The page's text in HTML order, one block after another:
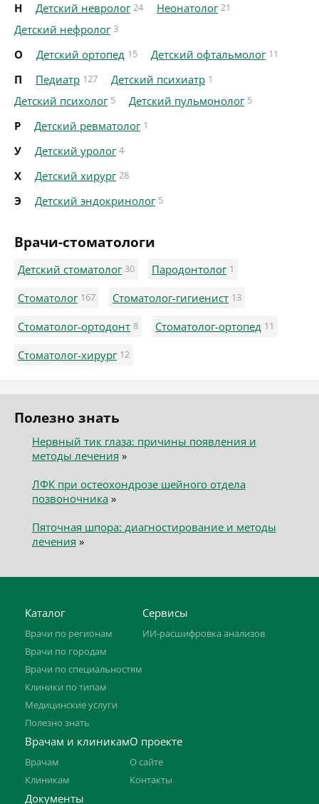
Н Детский невролог 24 Неонатолог 21
Детский нефролог 3
О Детский ортопед 15 Детский офтальмолог 11
П Педиатр 127 Детский психиатр 1
Детский психолог 5 Детский пульмонолог 5
Р Детский ревматолог 1
У Детский уролог 4
Х Детский хирург 28
Э Детский эндокринолог 5
Врачи-стоматологи
Детский стоматолог 30 Пародонтолог 1
Стоматолог 167 Стоматолог-гигиенист 13
Стоматолог-ортодонт 8 Стоматолог-ортопед 11
Стоматолог-хирург 12
Полезно знать
Нервный тик глаза: причины появления и
методы лечения »
ЛФК при остеохондрозе шейного отдела
позвоночника»
Пяточная шпора: диагностирование и методы
лечения »
Каталог
Врачи по регионам
Врачи по городам
Врачи по специальностям
Клиники по типам
Медицинские услуги
Полезно знать
Сервисы
ИИ-расшифровка анализов
Врачам и клиникам
Врачам
Клиникам
О проекте
О сайте
Контакты
Документы